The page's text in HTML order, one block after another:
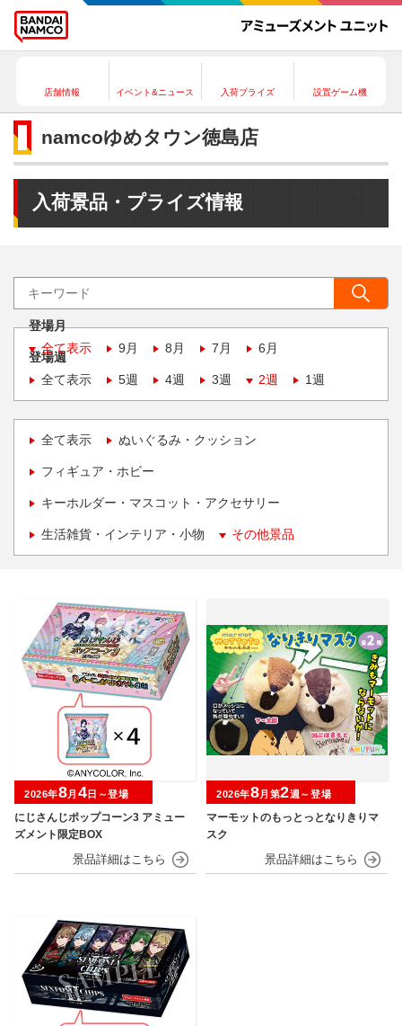
店舗情報 イベント&ニュース 入荷プライズ 設置ゲーム機
namcoゆめタウン徳島店
入荷景品・プライズ情報
登場月
全て表示
9月 8月 7月 6月
登場週
全て表示
5週 4週 3週 2週 1週
全て表示 ぬいぐるみ・クッション
フィギュア・ホビー
キーホルダー・マスコット・アクセサリー
生活雑貨・インテリア・小物 その他景品
にじさんじポップコーン3 アミュー
ズメント限定BOX
2026年8月 4日～登場
マーモットのもっとっとなりきりマ
スク
2026年8月第2週～登場